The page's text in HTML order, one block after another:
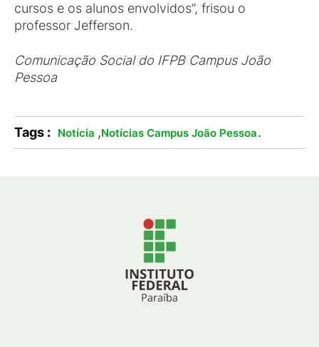
cursos e os alunos envolvidos”, frisou o
professor Jefferson.
Comunicação Social do IFPB Campus João
Pessoa
Tags : Notícia ,Notícias Campus João Pessoa.